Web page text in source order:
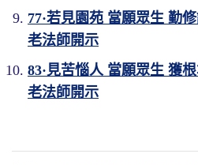
77·若見園苑 當願眾生 勤
老法師開示
83·見苦惱人 當願眾生 獲
老法師開示